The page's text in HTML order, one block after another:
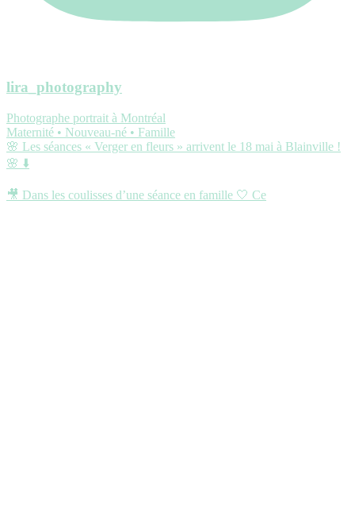
lira_photography
Photographe portrait à Montréal
Maternité • Nouveau-né • Famille
🌸 Les séances « Verger en fleurs » arrivent le 18 mai à Blainville !
🌸 ⬇️
🎥 Dans les coulisses d’une séance en famille 🤍 Ce